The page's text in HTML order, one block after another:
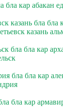
бла кар абакан
казань бла бла
казань
бла бла кар
бла бла кар
бла кар